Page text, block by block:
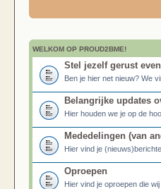
WELKOM OP PROUD2BME!
Stel jezelf gerust
Ben je hier net nieuw? We
Belangrijke updates
Hier houden we je op de
Mededelingen (van
Hier vind je
Oproepen
Hier vind je oproepen die